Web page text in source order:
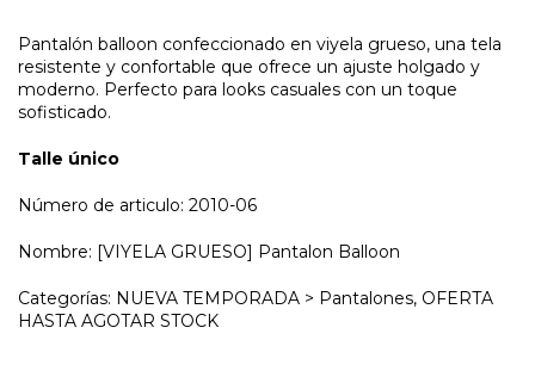
Pantalón balloon confeccionado en viyela grueso, una tela
resistente y confortable que ofrece un ajuste holgado y
moderno. Perfecto para looks casuales con un toque
sofisticado.
Talle único
Número de articulo: 2010-06
Nombre: [VIYELA GRUESO] Pantalon Balloon
Categorías: NUEVA TEMPORADA > Pantalones, OFERTA
HASTA AGOTAR STOCK